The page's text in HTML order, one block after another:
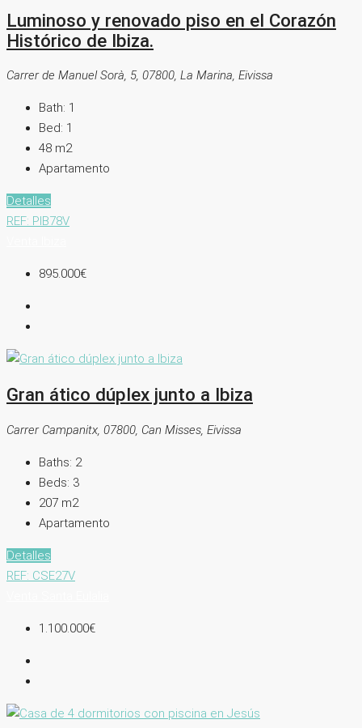
Luminoso y renovado piso en el Corazón
Histórico de Ibiza.
Carrer de Manuel Sorà, 5, 07800, La Marina, Eivissa
Bath: 1
Bed: 1
48 m2
Apartamento
Detalles
REF: PIB78V
895.000€
Gran ático dúplex junto a Ibiza
Carrer Campanitx, 07800, Can Misses, Eivissa
Baths: 2
Beds: 3
207 m2
Apartamento
Detalles
REF: CSE27V
1.100.000€